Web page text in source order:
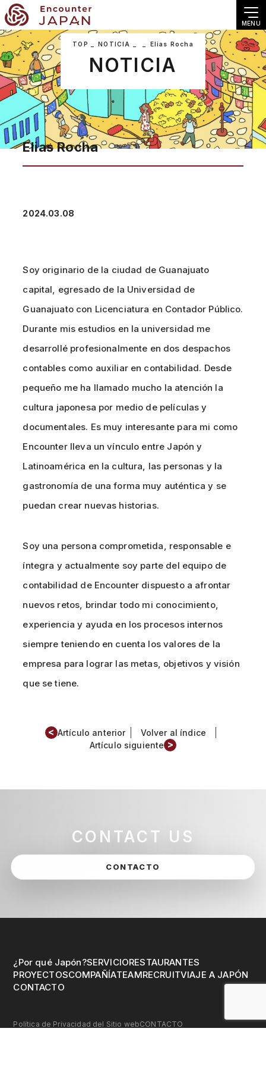
MENU
TOP NOTICIA Elias Rocha
NOTICIA
Elias Rocha
2024.03.08
Soy originario de la ciudad de Guanajuato
capital, egresado de la Universidad de
Guanajuato con Licenciatura en Contador Público.
Durante mis estudios en la universidad me
desarrollé profesionalmente en dos despachos
contables como auxiliar en contabilidad. Desde
pequeño me ha llamado mucho la atención la
cultura japonesa por medio de películas y
documentales. Es muy interesante para mi como
Encounter lleva un vínculo entre Japón y
Latinoamérica en la cultura, las personas y la
gastronomía de una forma muy auténtica y se
puedan crear nuevas historias.
Soy una persona comprometida, responsable e
íntegra y actualmente soy parte del equipo de
contabilidad de Encounter dispuesto a afrontar
nuevos retos, brindar todo mi conocimiento,
experiencia y ayuda en los procesos internos
siempre teniendo en cuenta los valores de la
empresa para lograr las metas, objetivos y visión
que se tiene.
< Artículo anterior
Volver al índice
Artículo siguiente >
CONTACT US
CONTACTO
¿Por qué Japón?SERVICIORESTAURANTES
PROYECTOSCOMPAÑÍATEAMRECRUITVIAJE A JAPÓN
CONTACTO
Política de Privacidad del Sitio webCONTACTO